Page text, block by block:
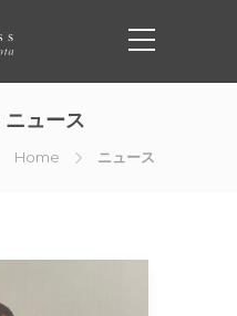
ニュース
Home ニュース